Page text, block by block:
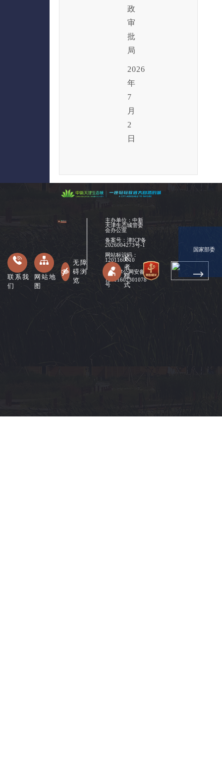
政
审
批
局
2026
年
7
月
2
日
主办单位：中新
天津生态城管委
会办公室
备案号： 津ICP备
2026004273号-1
网站标识码：
1201160010
津公网安备
12011602301078
号
联系我
们
网站地
图
无障
碍浏
览
长
者
模
式
国家部委